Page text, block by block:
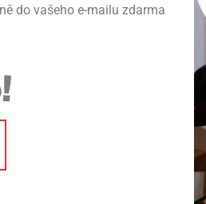
do vašeho e-mailu zdarma